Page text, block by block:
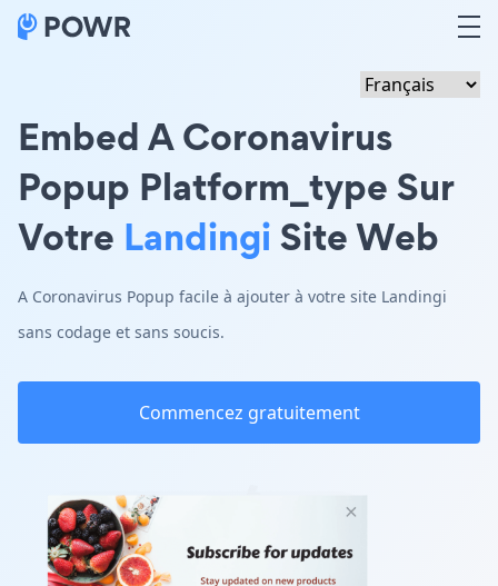
Embed A Coronavirus
Popup Platform_type Sur
Votre LandingiSite Web
A Coronavirus Popup facile à ajouter à votre site Landingi
sans codage et sans soucis.
Commencez gratuitement